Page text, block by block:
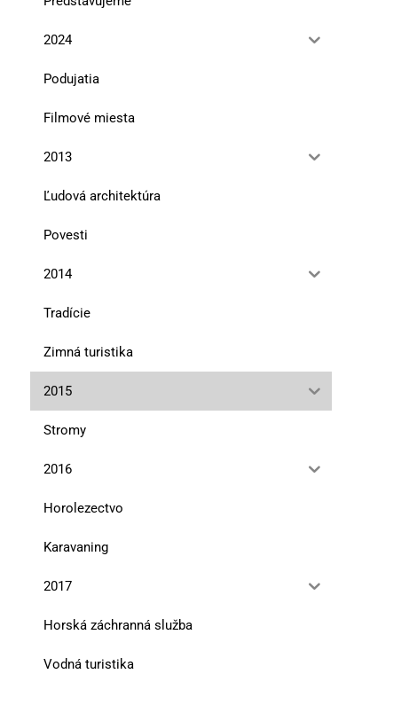
2024
Podujatia
Filmové miesta
2013
Ľudová architektúra
Povesti
2014
Tradície
Zimná turistika
2015
Stromy
2016
Horolezectvo
Karavaning
2017
Horská záchranná služba
Vodná turistika